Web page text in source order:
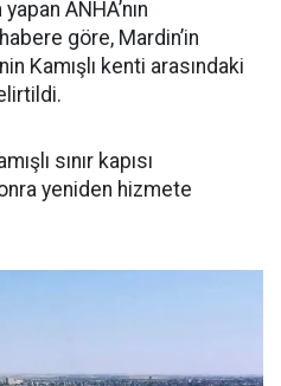
ANHA’nın
göre, Mardin’in
Kamışlı kenti arasındaki
sınır kapısı
yeniden hizmete